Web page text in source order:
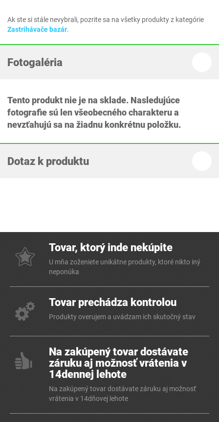
Ak ste si stále nevybrali, pozrite sa na všetky produkty z kategórie
Zastrihávače bazár.
Fotogaléria
Tento produkt nie je na sklade. Nasledujúce
fotografie sú len všeobecného charakteru a
nevzťahujú sa na žiadnu konkrétnu položku.
Dotaz k produktu
Tovar, ktorý inde nekúpite
U mňa zoženiete unikátne produkty, ktoré nikto iný
neponúka
Tovar prechádza kontrolou
Produkty overujem a uvádzam ich skutočný stav
Na zakúpený tovar dostávate
záruku aj možnosť vrátenia v
14dennej lehote
Na zakúpený tovar dostávate záruku aj možnosť
vrátenia v 14dňovej lehote